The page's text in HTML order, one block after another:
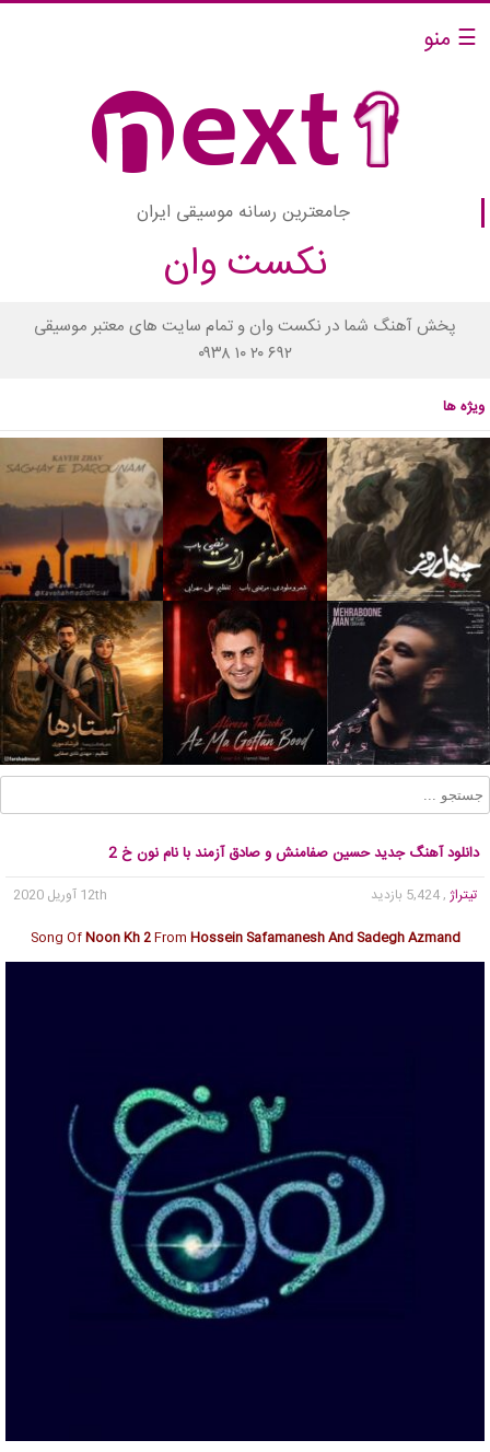
☰ منو
جامعترین رسانه موسیقی ایران
نکست وان
پخش آهنگ شما در نکست وان و تمام سایت های معتبر موسیقی
۰۹۳۸ ۱۰ ۲۰ ۶۹۲
ویژه ها
دانلود آهنگ جدید حسین صفامنش و صادق آزمند با نام نون خ 2
تیتراژ , 5,424 بازدید
12th آوریل 2020
Song OfNoon Kh 2From Hossein Safamanesh And Sadegh Azmand